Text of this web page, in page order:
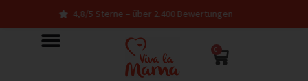
4,8/5 Sterne – über 2.400 Bewertungen
0